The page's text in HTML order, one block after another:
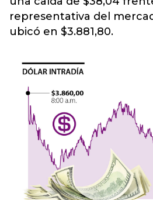
representativa del
ubicó en $3.881,80.